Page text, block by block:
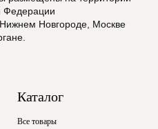
Федерации
Новгороде, Москве
Каталог
Все товары